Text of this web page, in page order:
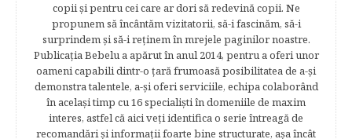
copii şi pentru cei care ar dori să redevină copii. Ne
propunem să încântăm vizitatorii, să-i fascinăm, să-i
surprindem şi să-i reţinem în mrejele paginilor noastre.​
Publicația Bebelu a apărut în anul 2014, pentru a oferi unor
oameni capabili dintr-o ţară frumoasă posibilitatea de a-şi
demonstra talentele, a-şi oferi serviciile, echipa colaborând
în acelaşi timp cu 16 specialişti în domeniile de maxim
interes, astfel că aici veţi identifica o serie întreagă de
recomandări şi informaţii foarte bine structurate, aşa încât